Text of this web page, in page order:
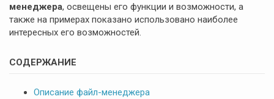
менеджера, освещены его функции и возможности, а
также на примерах показано использовано наиболее
интересных его возможностей.
СОДЕРЖАНИЕ
Описание файл-менеджера